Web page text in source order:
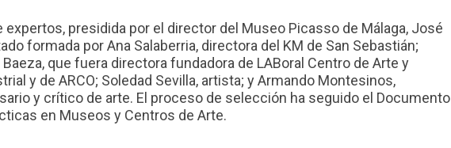
expertos, presidida por el director del Museo Picasso de Málaga, José
formada por Ana Salaberria, directora del KM de San Sebastián;
que fuera directora fundadora de LABoral Centro de Arte y
y de ARCO; Soledad Sevilla, artista; y Armando Montesinos,
y crítico de arte. El proceso de selección ha seguido el Documento
en Museos y Centros de Arte.